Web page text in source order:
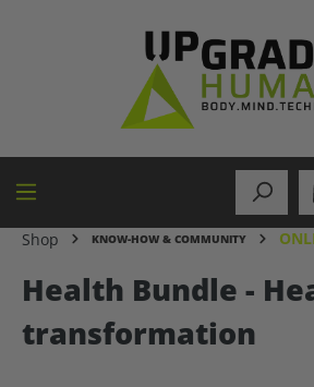
Shop KNOW-HOW & COMMUNITY
Health Bundle -
transformation